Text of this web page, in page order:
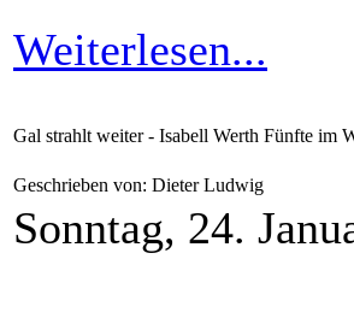
Weiterlesen...
Gal strahlt weiter - Isabell Werth Fünfte im
Geschrieben von: Dieter Ludwig
Sonntag, 24.